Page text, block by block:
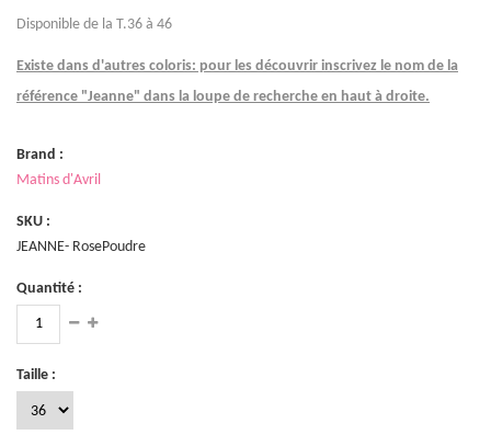
Disponible de la T.36 à 46
Existe dans d'autres coloris: pour les découvrir inscrivez le nom de la
référence "Jeanne" dans la loupe de recherche en haut à droite.
Brand :
Matins d'Avril
SKU :
JEANNE- RosePoudre
Quantité :
Taille :